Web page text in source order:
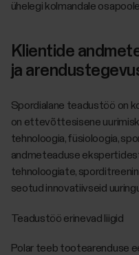
ühelegi kolmandale
Klientide
ja
Spordialane teadustöö on
on ettevõttesisene
tehnoloogia, füsioloogia,
andmeteaduse
tehnoloogiate,
seotud innovatiivseid
Teadustöö erinevad liigid
Polar teeb tootearenduse